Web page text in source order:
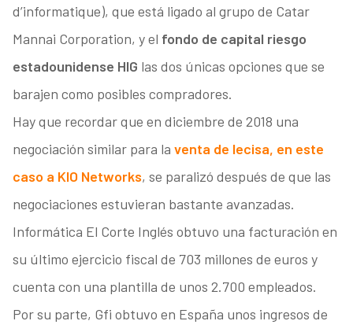
d’informatique), que está ligado al grupo de Catar
Mannai Corporation, y el fondo de capital riesgo
estadounidense HIG las dos únicas opciones que se
barajen como posibles compradores.
Hay que recordar que en diciembre de 2018 una
negociación similar para la venta de Iecisa, en este
caso a KIO Networks, se paralizó después de que las
negociaciones estuvieran bastante avanzadas.
Informática El Corte Inglés obtuvo una facturación en
su último ejercicio fiscal de 703 millones de euros y
cuenta con una plantilla de unos 2.700 empleados.
Por su parte, Gfi obtuvo en España unos ingresos de